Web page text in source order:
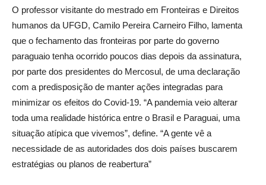
O professor visitante do mestrado em Fronteiras e Direitos
humanos da UFGD, Camilo Pereira Carneiro Filho, lamenta
que o fechamento das fronteiras por parte do governo
paraguaio tenha ocorrido poucos dias depois da assinatura,
por parte dos presidentes do Mercosul, de uma declaração
com a predisposição de manter ações integradas para
minimizar os efeitos do Covid-19. “A pandemia veio alterar
toda uma realidade histórica entre o Brasil e Paraguai, uma
situação atípica que vivemos”, define. “A gente vê a
necessidade de as autoridades dos dois países buscarem
estratégias ou planos de reabertura”